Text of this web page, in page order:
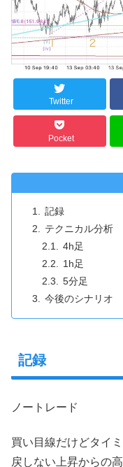
Twitter
Pocket
記録
テクニカル分析
4h足
1h足
5分足
今後のシナリオ
記録
ノートレード
買い目線だけどタイ
戻しない上昇からの